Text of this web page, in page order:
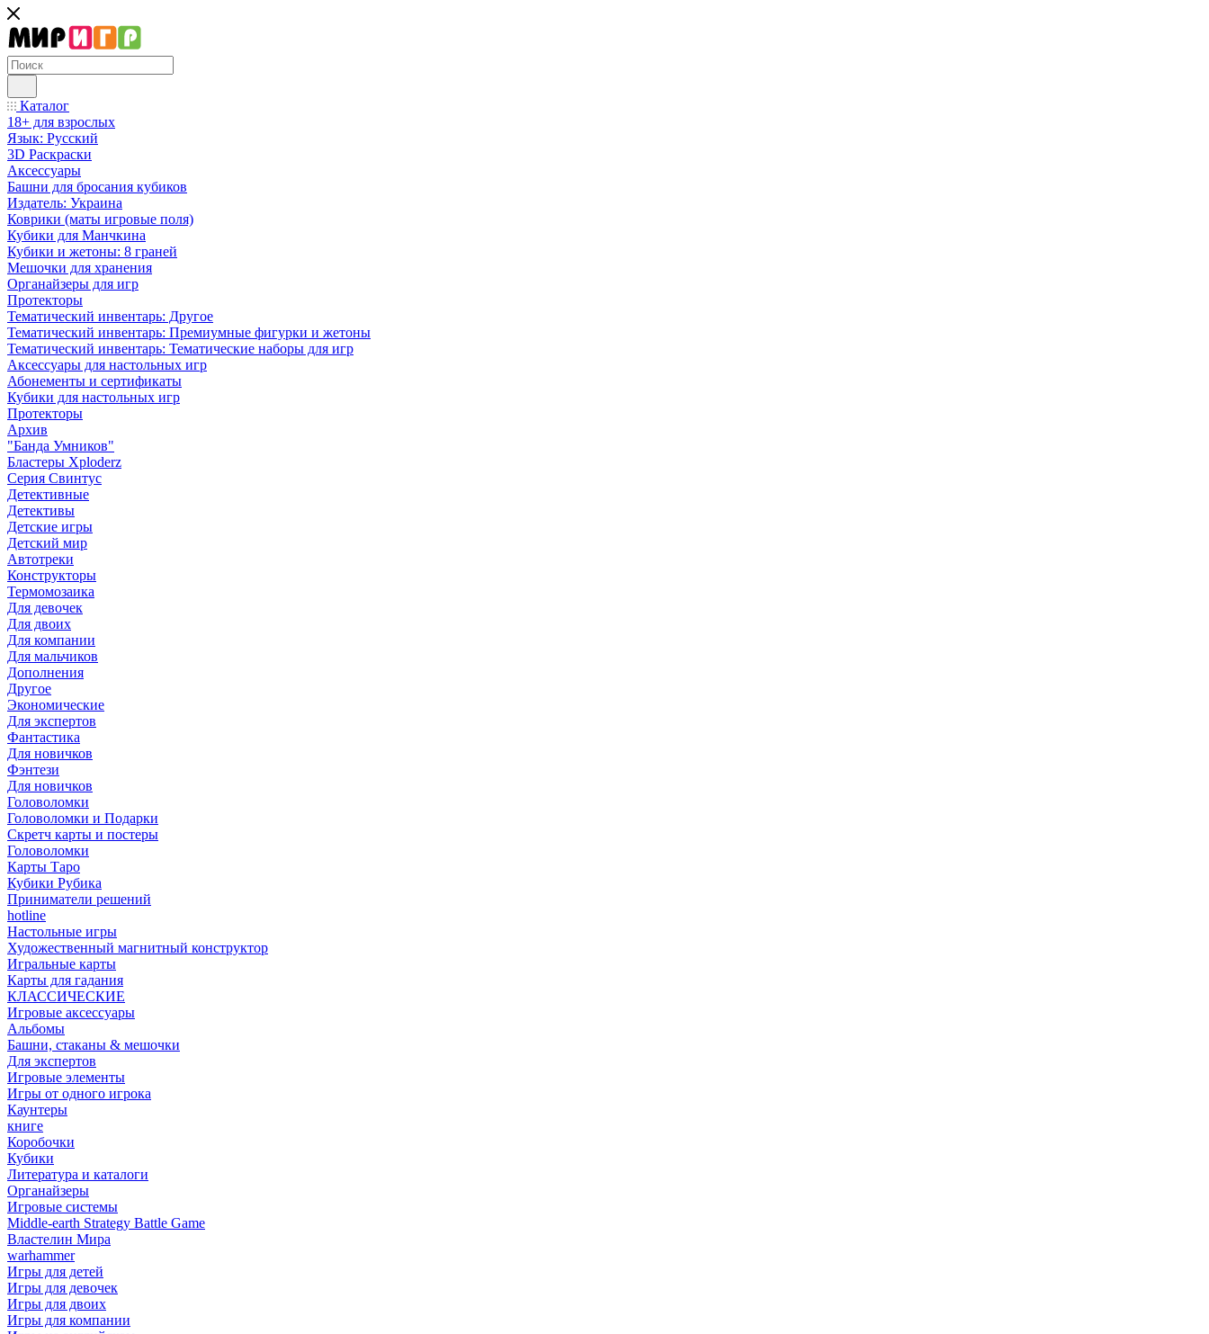
Каталог
18+ для взрослых
Язык: Русский
3D Раскраски
Аксессуары
Башни для бросания кубиков
Издатель: Украина
Коврики (маты игровые поля)
Кубики для Манчкина
Кубики и жетоны: 8 граней
Мешочки для хранения
Органайзеры для игр
Протекторы
Тематический инвентарь: Другое
Тематический инвентарь: Премиумные фигурки и жетоны
Тематический инвентарь: Тематические наборы для игр
Аксессуары для настольных игр
Абонементы и сертификаты
Кубики для настольных игр
Протекторы
Архив
"Банда Умников"
Бластеры Xploderz
Cерия Свинтус
Детективные
Детективы
Детские игры
Детский мир
Автотреки
Конструкторы
Термомозаика
Для девочек
Для двоих
Для компании
Для мальчиков
Дополнения
Другое
Экономические
Для экспертов
Фантастика
Для новичков
Фэнтези
Для новичков
Головоломки
Головоломки и Подарки
Cкретч карты и постеры
Головоломки
Карты Таро
Кубики Рубика
Приниматели решений
hotline
Настольные игры
Художественный магнитный конструктор
Игральные карты
Карты для гадания
КЛАССИЧЕСКИЕ
Игровые аксессуары
Альбомы
Башни, стаканы & мешочки
Для экспертов
Игровые элементы
Игры от одного игрока
Каунтеры
книге
Коробочки
Кубики
Литература и каталоги
Органайзеры
Игровые системы
Middle-earth Strategy Battle Game
Властелин Мира
warhammer
Игры для детей
Игры для девочек
Игры для двоих
Игры для компании